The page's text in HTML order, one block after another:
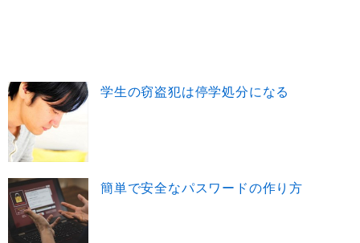
学生の窃盗犯は停学処分になる
簡単で安全なパスワードの作り方